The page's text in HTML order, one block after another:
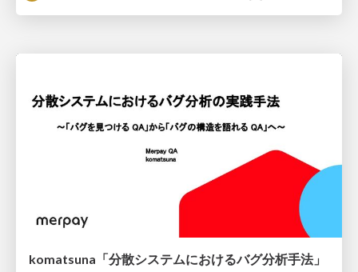
komatsuna「分散システムにおけるバグ分析手法」